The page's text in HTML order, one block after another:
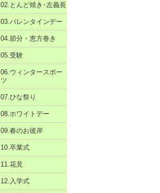
02.とんど焼き･左義長
03.バレンタインデー
04.節分・恵方巻き
05.受験
06.ウィンタースポー
ツ
07.ひな祭り
08.ホワイトデー
09.春のお彼岸
10.卒業式
11.花見
12.入学式